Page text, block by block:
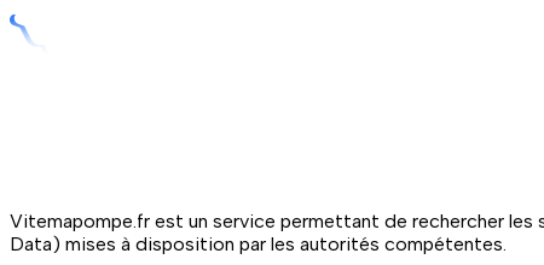
Vitemapompe.fr est un service permettant de rechercher les
Data) mises à disposition par les autorités compétentes.